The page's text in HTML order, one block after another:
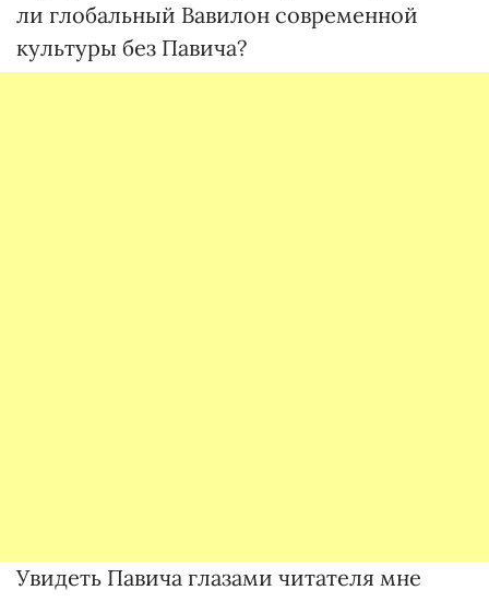
ли глобальный Вавилон современной
культуры без Павича?
Увидеть Павича глазами читателя мне